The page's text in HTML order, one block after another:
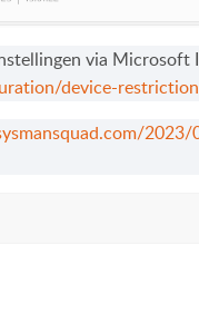
via Microsoft
device-